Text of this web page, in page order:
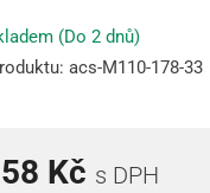
(Do 2 dnů)
acs-M110-178-33
Kč s DPH